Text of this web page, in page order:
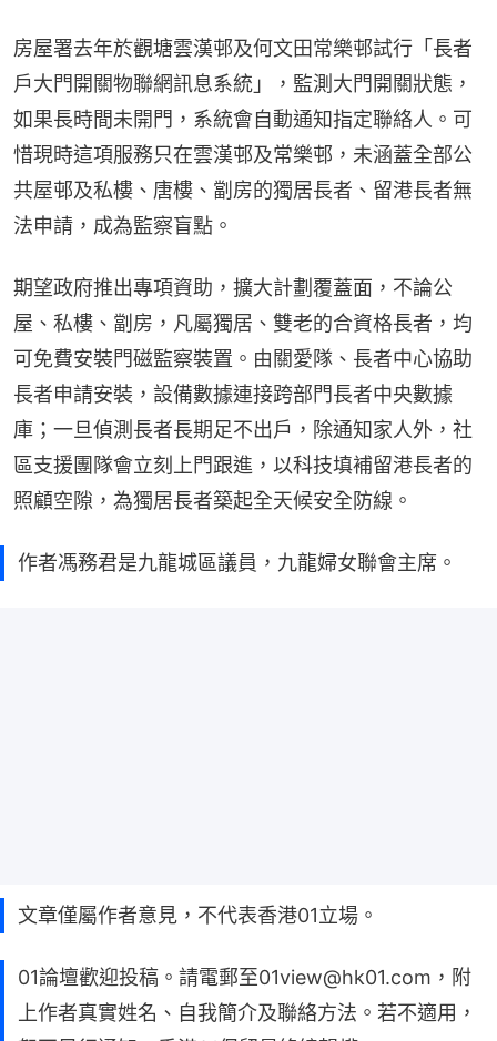
房屋署去年於觀塘雲漢邨及何文田常樂邨試行「長者
戶大門開關物聯網訊息系統」，監測大門開關狀態，
如果長時間未開門，系統會自動通知指定聯絡人。可
惜現時這項服務只在雲漢邨及常樂邨，未涵蓋全部公
共屋邨及私樓、唐樓、劏房的獨居長者、留港長者無
法申請，成為監察盲點。
期望政府推出專項資助，擴大計劃覆蓋面，不論公
屋、私樓、劏房，凡屬獨居、雙老的合資格長者，均
可免費安裝門磁監察裝置。由關愛隊、長者中心協助
長者申請安裝，設備數據連接跨部門長者中央數據
庫；一旦偵測長者長期足不出戶，除通知家人外，社
區支援團隊會立刻上門跟進，以科技填補留港長者的
照顧空隙，為獨居長者築起全天候安全防線。
作者馮務君是九龍城區議員，九龍婦女聯會主席。
文章僅屬作者意見，不代表香港01立場。
01論壇歡迎投稿。請電郵至01view@hk01.com，附
上作者真實姓名、自我簡介及聯絡方法。若不適用，